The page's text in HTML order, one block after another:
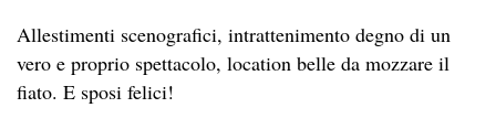
Allestimenti scenografici, intrattenimento degno di un
vero e proprio spettacolo, location belle da mozzare il
fiato. E sposi felici!